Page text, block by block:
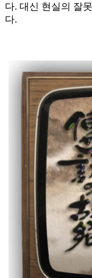
다. 대신 현실의 잘
다.